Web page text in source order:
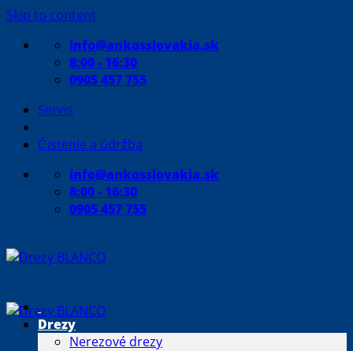
Skip to content
info@ankosslovakia.sk
8:00 - 16:30
0905 457 755
Servis
Čistenie a údržba
info@ankosslovakia.sk
8:00 - 16:30
0905 457 755
Drezy
Nerezové drezy